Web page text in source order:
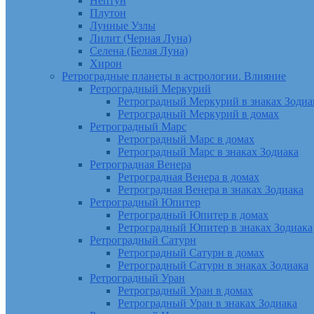
Плутон
Лунные Узлы
Лилит (Черная Луна)
Селена (Белая Луна)
Хирон
Ретроградные планеты в астрологии. Влияние
Ретроградный Меркурий
Ретроградный Меркурий в знаках
Ретроградный Меркурий в домах
Ретроградный Марс
Ретроградный Марс в домах
Ретроградный Марс в знаках Зодиака
Ретроградная Венера
Ретроградная Венера в домах
Ретроградная Венера в знаках Зодиака
Ретроградный Юпитер
Ретроградный Юпитер в домах
Ретроградный Юпитер в знаках Зодиака
Ретроградный Сатурн
Ретроградный Сатурн в домах
Ретроградный Сатурн в знаках Зодиака
Ретроградный Уран
Ретроградный Уран в домах
Ретроградный Уран в знаках Зодиака